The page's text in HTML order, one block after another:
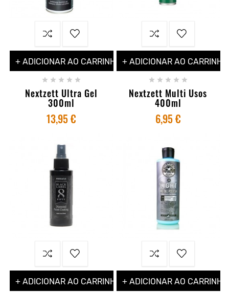
+ ADICIONAR AO CARRINHO
    
Nextzett Ultra Gel
300ml
13,95 €
+ ADICIONAR AO CARRINHO
    
Nextzett Multi Usos
400ml
6,95 €
+ ADICIONAR AO CARRINHO + ADICIONAR AO CARRINHO